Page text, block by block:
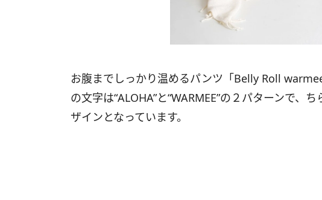
お腹までしっかり温めるパンツ「Belly Roll
の文字は“ALOHA”と“WARMEE”の２パターンで、
ザインとなっています。